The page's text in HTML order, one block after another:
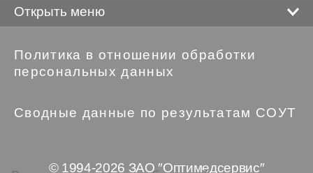
Открыть меню
Политика в отношении обработки
персональных данных
Сводные данные по результатам СОУТ
© 1994-2026 ЗАО ″Оптимедсервис″